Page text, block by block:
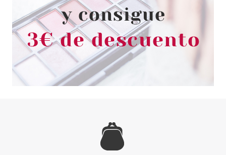
CATRICE
CATRICE ON POINT
PERFILADOR DE CEJAS 020